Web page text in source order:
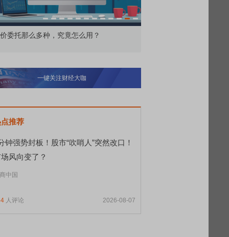
委托那么多种，究竟怎么用？
一键关注财经大咖
推荐
钟强势封板！股市“吹哨人”突然改口！
风向变了？
中国
人评论 2026-08-07